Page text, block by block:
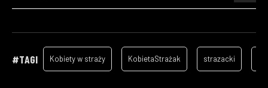
157
#TAGI Kobiety w straży KobietaStrażak strazacki